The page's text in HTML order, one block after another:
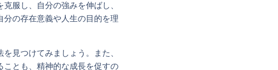
服し、自分の強みを伸ばし、
の存在意義や人生の目的を理
見つけてみましょう。また、
とも、精神的な成長を促すの